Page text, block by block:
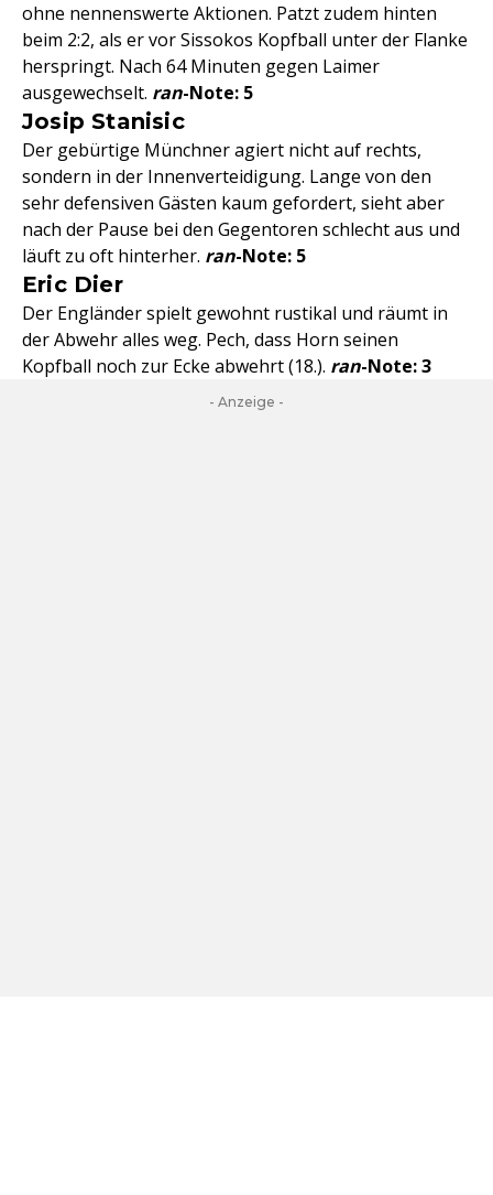
ohne nennenswerte Aktionen. Patzt zudem hinten
beim 2:2, als er vor Sissokos Kopfball unter der Flanke
herspringt. Nach 64 Minuten gegen Laimer
ausgewechselt. ran-Note: 5
Josip Stanisic
Der gebürtige Münchner agiert nicht auf rechts,
sondern in der Innenverteidigung. Lange von den
sehr defensiven Gästen kaum gefordert, sieht aber
nach der Pause bei den Gegentoren schlecht aus und
läuft zu oft hinterher. ran-Note: 5
Eric Dier
Der Engländer spielt gewohnt rustikal und räumt in
der Abwehr alles weg. Pech, dass Horn seinen
Kopfball noch zur Ecke abwehrt (18.). ran-Note: 3
- Anzeige -